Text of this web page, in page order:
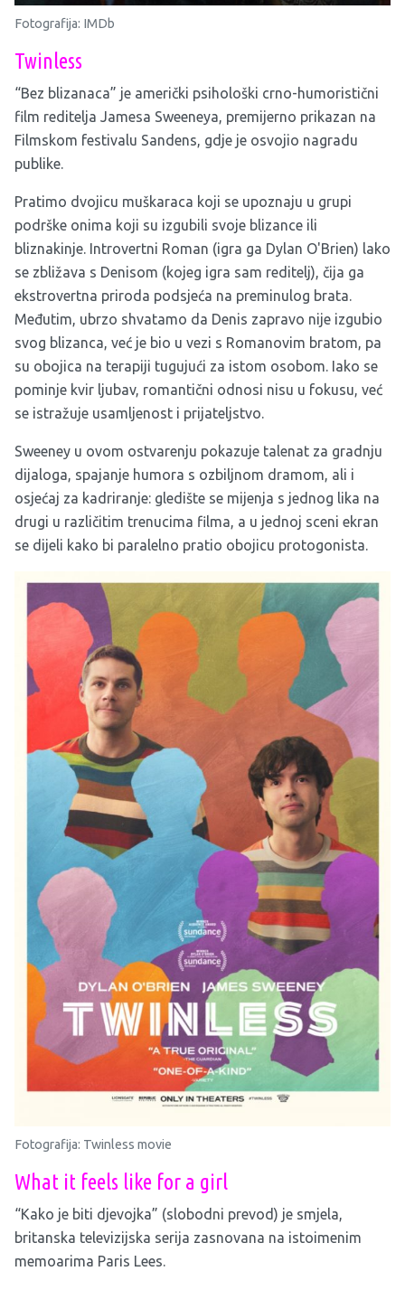
Fotografija: IMDb
Twinless
“Bez blizanaca” je američki psihološki crno-humoristični
film reditelja Jamesa Sweeneya, premijerno prikazan na
Filmskom festivalu Sandens, gdje je osvojio nagradu
publike.
Pratimo dvojicu muškaraca koji se upoznaju u grupi
podrške onima koji su izgubili svoje blizance ili
bliznakinje. Introvertni Roman (igra ga Dylan O'Brien) lako
se zbližava s Denisom (kojeg igra sam reditelj), čija ga
ekstrovertna priroda podsjeća na preminulog brata.
Međutim, ubrzo shvatamo da Denis zapravo nije izgubio
svog blizanca, već je bio u vezi s Romanovim bratom, pa
su obojica na terapiji tugujući za istom osobom. Iako se
pominje kvir ljubav, romantični odnosi nisu u fokusu, već
se istražuje usamljenost i prijateljstvo.
Sweeney u ovom ostvarenju pokazuje talenat za gradnju
dijaloga, spajanje humora s ozbiljnom dramom, ali i
osjećaj za kadriranje: gledište se mijenja s jednog lika na
drugi u različitim trenucima filma, a u jednoj sceni ekran
se dijeli kako bi paralelno pratio obojicu protogonista.
Fotografija: Twinless movie
What it feels like for a girl
“Kako je biti djevojka” (slobodni prevod) je smjela,
britanska televizijska serija zasnovana na istoimenim
memoarima Paris Lees.